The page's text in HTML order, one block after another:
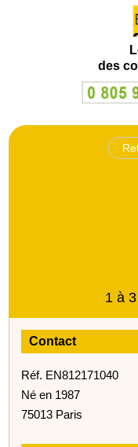
des
1 à
Contact
Réf. EN812171040
Né en 1987
75013 Paris